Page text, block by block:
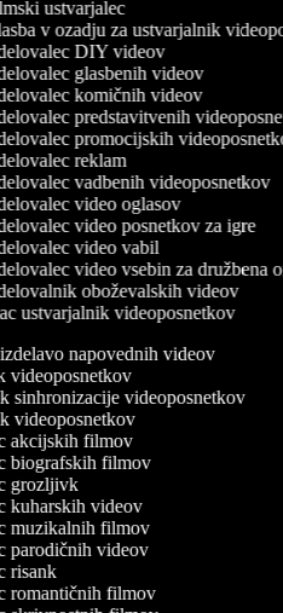
ustvarjalec
v ozadju za ustvarjalnik
DIY videov
glasbenih videov
komičnih videov
predstavitvenih
promocijskih
reklam
vadbenih videoposnetkov
video oglasov
video posnetkov za igre
video vabil
video vsebin za družbena
oboževalskih videov
ustvarjalnik videoposnetkov
izdelavo napovednih videov
videoposnetkov
sinhronizacije videoposnetkov
videoposnetkov
akcijskih filmov
biografskih filmov
grozljivk
kuharskih videov
muzikalnih filmov
parodičnih videov
risank
romantičnih filmov